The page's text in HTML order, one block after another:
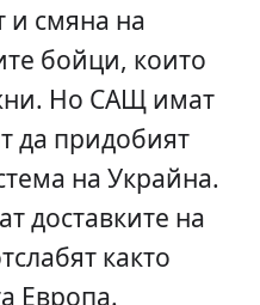
и смяна на
бойци, които
Но САЩ имат
да придобият
на Украйна.
доставките на
както
Европа.